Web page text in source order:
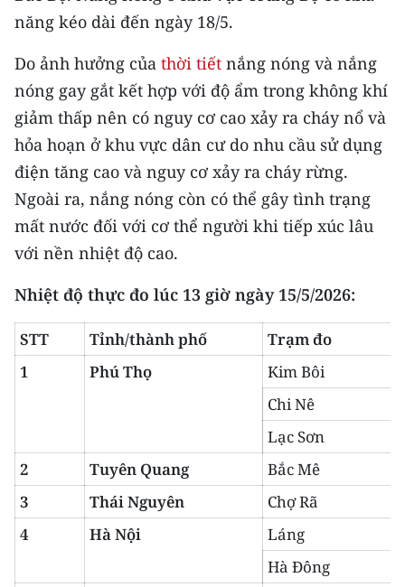
Infographic
TIN MỚI
TIN ĐỊA PHƯƠNG
Trung du và miền núi phía Bắc
Đồng bằng sông Hồng
Nguyên
Đông Nam Bộ
Đồng bằng sông Cửu Long
Chuyên trang TP. Hồ Chí Minh
CHUYÊN ĐỀ
CÁC CHUYÊN TRANG
năng kéo dài đến ngày 18/5.
Do ảnh hưởng của thời tiết nắng nóng và nắng
nóng gay gắt kết hợp với độ ẩm trong không khí
giảm thấp nên có nguy cơ cao xảy ra cháy nổ và
hỏa hoạn ở khu vực dân cư do nhu cầu sử dụng
điện tăng cao và nguy cơ xảy ra cháy rừng.
Ngoài ra, nắng nóng còn có thể gây tình trạng
mất nước đối với cơ thể người khi tiếp xúc lâu
với nền nhiệt độ cao.
Nhiệt độ thực đo lúc 13 giờ ngày 15/5/2026:
STT Tỉnh/thành phố
Trạm đo
1
Phú Thọ
Kim Bôi
Chi Nê
Lạc Sơn
2
Tuyên Quang
Bắc Mê
3
Thái Nguyên
Chợ Rã
4
Hà Nội
Láng
Hà Đông